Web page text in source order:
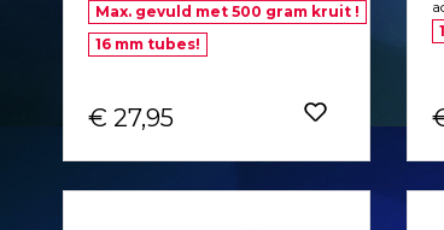
Max. gevuld met 500 gram kruit !
16 mm tubes!
€ 27,95